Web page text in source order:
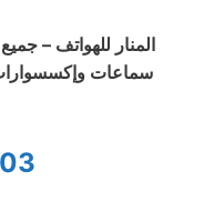
المنار للهواتف –
سماعات